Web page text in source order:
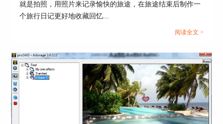
就是拍照，用照片来记录愉快的旅途，在旅途结束后制作一
个旅行日记更好地收藏回忆...
阅读全文 >